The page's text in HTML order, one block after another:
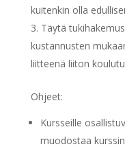
kuitenkin olla
Täytä
kustannusten
liitteenä liiton
Ohjeet:
Kursseille
muodostaa